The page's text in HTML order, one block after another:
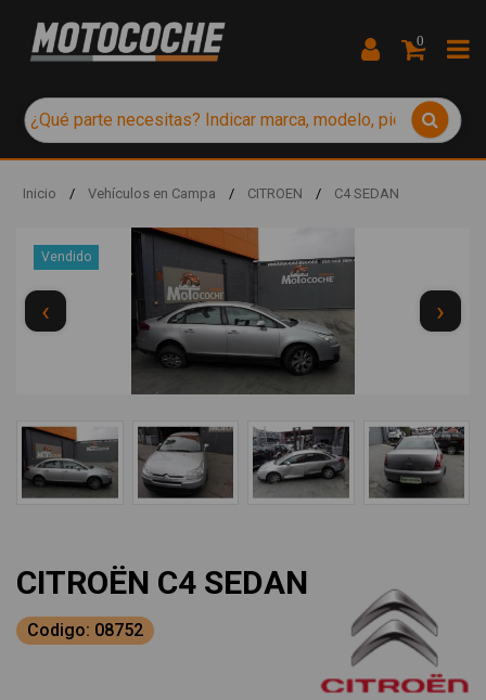
0
Inicio / Vehículos en Campa / CITROEN / C4 SEDAN
Vendido
‹ ›
CITROËN C4 SEDAN
Codigo: 08752